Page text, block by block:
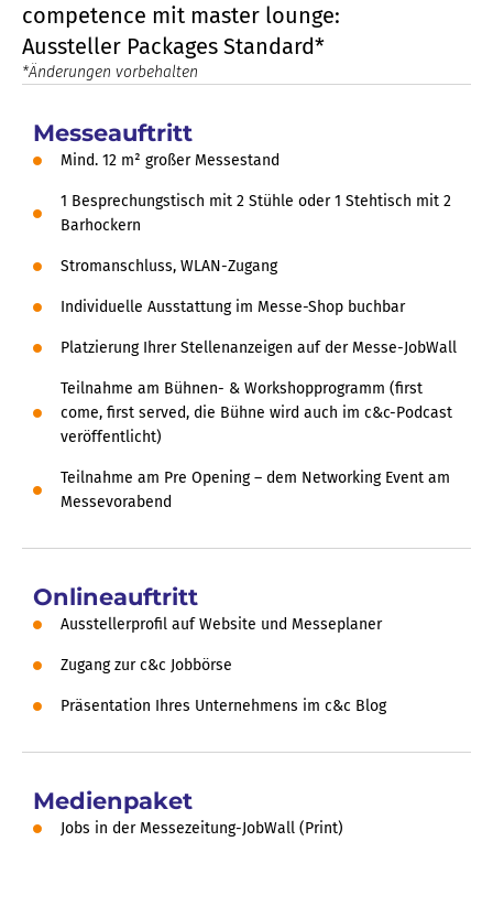
competence mit master lounge:
Aussteller Packages Standard*
*Änderungen vorbehalten
Messeauftritt
Mind. 12 m² großer Messestand
1 Besprechungstisch mit 2 Stühle oder 1 Stehtisch mit 2
Barhockern
Stromanschluss, WLAN-Zugang
Individuelle Ausstattung im Messe-Shop buchbar
Platzierung Ihrer Stellenanzeigen auf der Messe-JobWall
Teilnahme am Bühnen- & Workshopprogramm (first
come, first served, die Bühne wird auch im c&c-Podcast
veröffentlicht)
Teilnahme am Pre Opening – dem Networking Event am
Messevorabend
Onlineauftritt
Ausstellerprofil auf Website und Messeplaner
Zugang zur c&c Jobbörse
Präsentation Ihres Unternehmens im c&c Blog
Medienpaket
Jobs in der Messezeitung-JobWall (Print)